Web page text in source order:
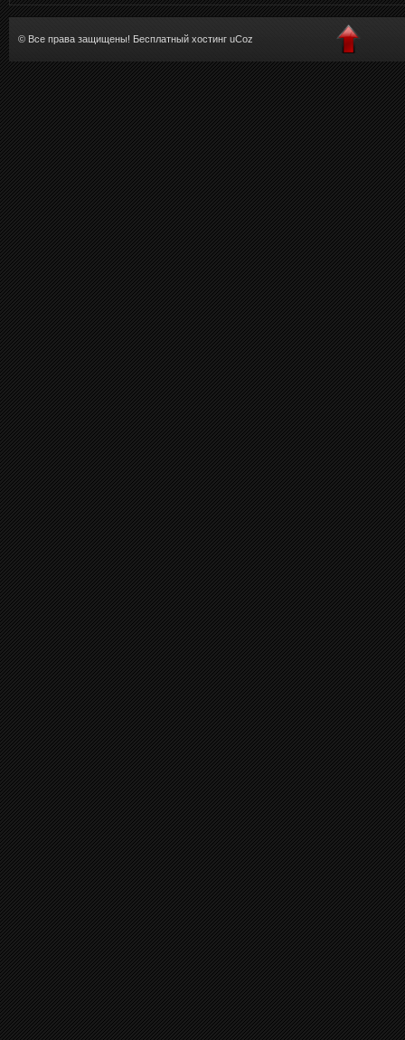
© Все права защищены! Бесплатный хостинг uCoz